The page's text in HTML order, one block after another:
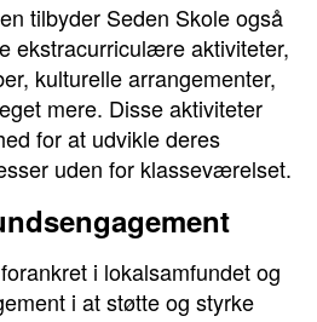
tilbyder Seden Skole også
ekstracurriculære aktiviteter,
kulturelle arrangementer,
mere. Disse aktiviteter
for at udvikle deres
uden for klasseværelset.
i lokalsamfundet og
i at støtte og styrke